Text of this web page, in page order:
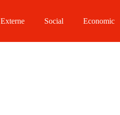
Externe Social Economic